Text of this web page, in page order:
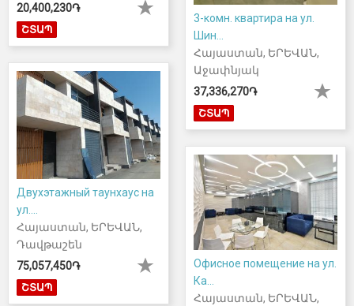
20,400,230֏
ՇՏԱՊ
3-комн. квартира на ул.
Шин...
Հայաստան, ԵՐԵՎԱՆ,
Աջափնյակ
37,336,270֏
ՇՏԱՊ
Двухэтажный таунхаус на
ул....
Հայաստան, ԵՐԵՎԱՆ,
Դավթաշեն
75,057,450֏
ՇՏԱՊ
Офисное помещение на ул.
Ка...
Հայաստան, ԵՐԵՎԱՆ,